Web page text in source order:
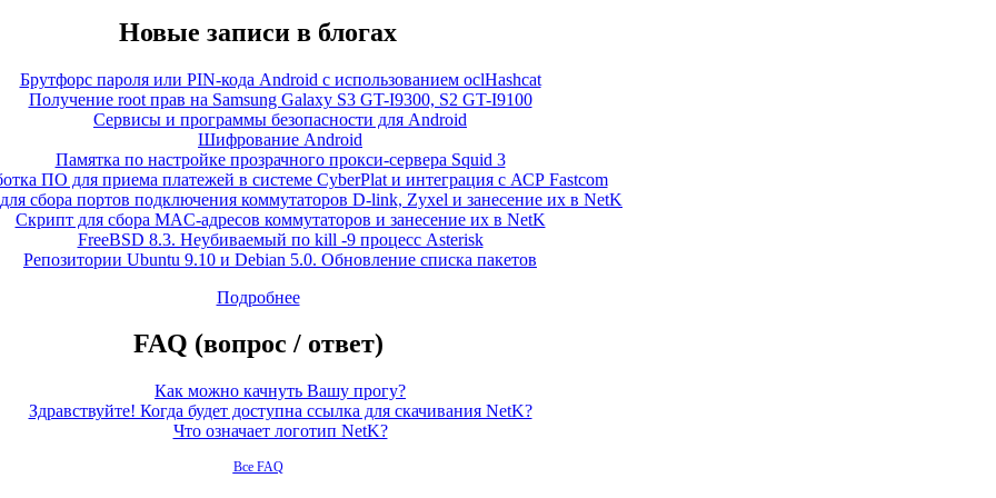
Новые записи в блогах
Брутфорс пароля или PIN-кода Android с использованием oclHashcat
Получение root прав на Samsung Galaxy S3 GT-I9300, S2 GT-I9100
Сервисы и программы безопасности для Android
Шифрование Android
Памятка по настройке прозрачного прокси-сервера Squid 3
ПО для приема платежей в системе CyberPlat и интеграция с АСР Fastcom
сбора портов подключения коммутаторов D-link, Zyxel и занесение их в NetK
Скрипт для сбора MAC-адресов коммутаторов и занесение их в NetK
FreeBSD 8.3. Неубиваемый по kill -9 процесс Asterisk
Репозитории Ubuntu 9.10 и Debian 5.0. Обновление списка пакетов
Подробнее
FAQ (вопрос / ответ)
Как можно качнуть Вашу прогу?
Здравствуйте! Когда будет доступна ссылка для скачивания NetK?
Что означает логотип NetK?
Все FAQ